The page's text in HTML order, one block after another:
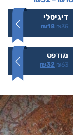
דיגיטלי
₪35
₪18
מודפס
₪63
₪32